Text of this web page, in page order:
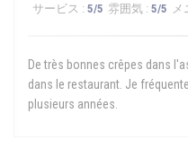
サービス : 5/5 雰囲気 : 5/5
De très bonnes crêpes dans
dans le restaurant. Je
plusieurs années.